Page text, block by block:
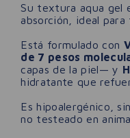
Su textura aqua gel
absorción, ideal
Está formulado con
de 7 pesos
capas de la piel— y
hidratante que
Es hipoalergénico,
no testeado en